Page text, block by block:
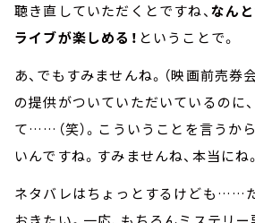
聴き直していただくとですね、なん
ライブが楽しめる！ ということで。
あ、でもすみませんね。（映画前売券
の提供がついていただいているのに、
て……（笑）。こういうことを言うか
いんですね。すみませんね、本当にね。
ネタバレはちょっとするけども……